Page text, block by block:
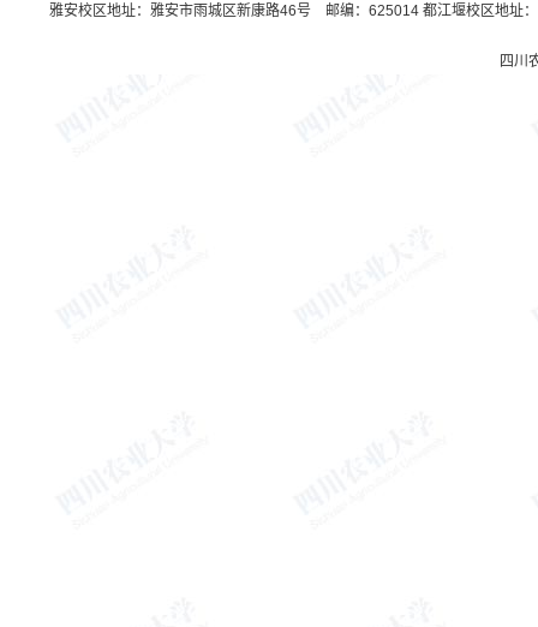
雅安校区地址：雅安市雨城区新康路46号 邮编：625014 都江堰校区地址
四川